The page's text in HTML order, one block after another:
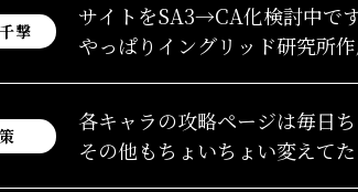
撃
サイトをSA3→CA化検討中です
やっぱりイングリッド研究所
各キャラの攻略ページは毎日
その他もちょいちょい変えて